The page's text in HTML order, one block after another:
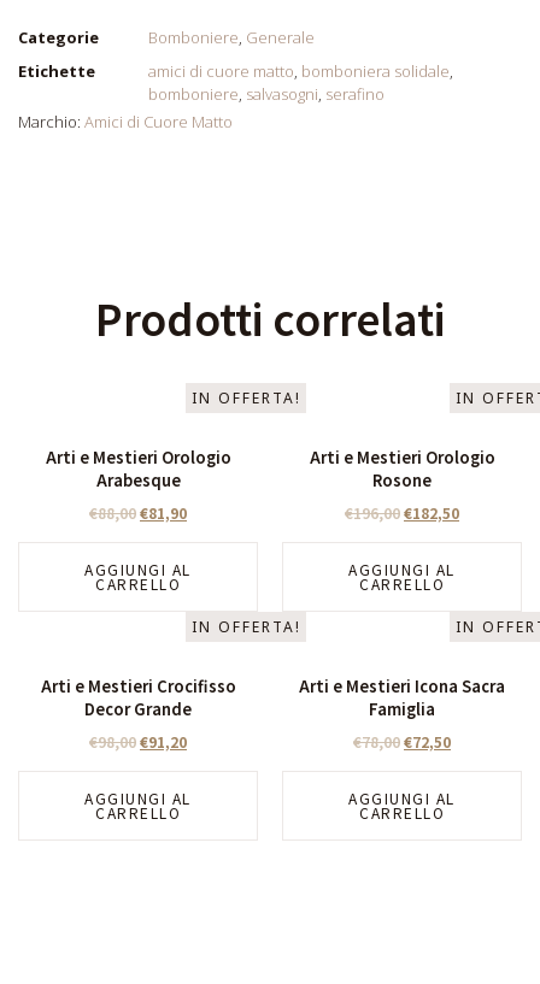
Categorie Bomboniere, Generale
Etichette
amici di cuore matto, bomboniera solidale,
bomboniere, salvasogni, serafino
Marchio: Amici di Cuore Matto
Prodotti correlati
IN OFFERTA!
Arti e Mestieri Orologio
Arabesque
€88,00€81,90
AGGIUNGI AL
CARRELLO
IN
Arti e Mestieri Orologio
Rosone
€196,00€182,50
AGGIUNGI AL
CARRELLO
IN OFFERTA!
Arti e Mestieri Crocifisso
Decor Grande
€98,00€91,20
AGGIUNGI AL
CARRELLO
IN
Arti e Mestieri Icona Sacra
Famiglia
€78,00€72,50
AGGIUNGI AL
CARRELLO